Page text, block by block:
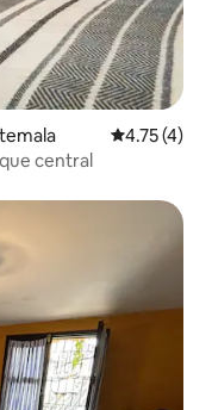
Calificación
4.75 (4)
central